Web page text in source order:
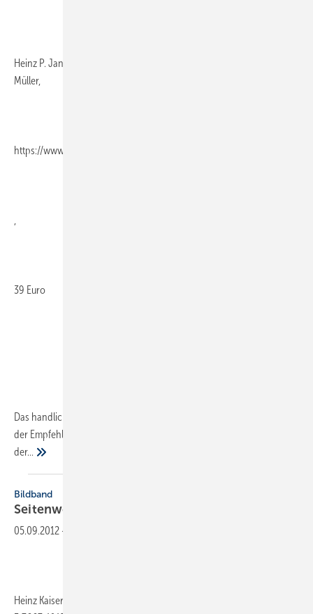
Heinz P. Janssen, 229 Seiten, ISBN 978-3-481-02724-7, Verlag Rudolf
Müller,
https://www.rudolf-mueller.de/
39 Euro
Das handliche Taschenbuch unterstützt bei der Bestandsaufnahme,
der Empfehlung geeigneter Sanierungsmaßnahmen, der Abschätzung
der...
Bildband
Seitenweise
05.09.2012 -
Heinz Kaiser, Die besten Bäder zum Wohlfühlen, 160 Seiten, ISBN 978-